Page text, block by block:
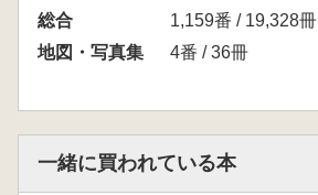
総合
1,159番 / 19,328冊
地図・写真集
4番 / 36冊
一緒に買われている本